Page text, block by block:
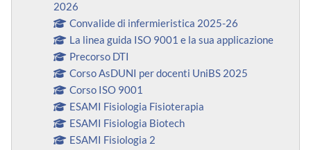
2026
Convalide di infermieristica 2025-26
La linea guida ISO 9001 e la sua applicazione
Precorso DTI
Corso AsDUNI per docenti UniBS 2025
Corso ISO 9001
ESAMI Fisiologia Fisioterapia
ESAMI Fisiologia Biotech
ESAMI Fisiologia 2